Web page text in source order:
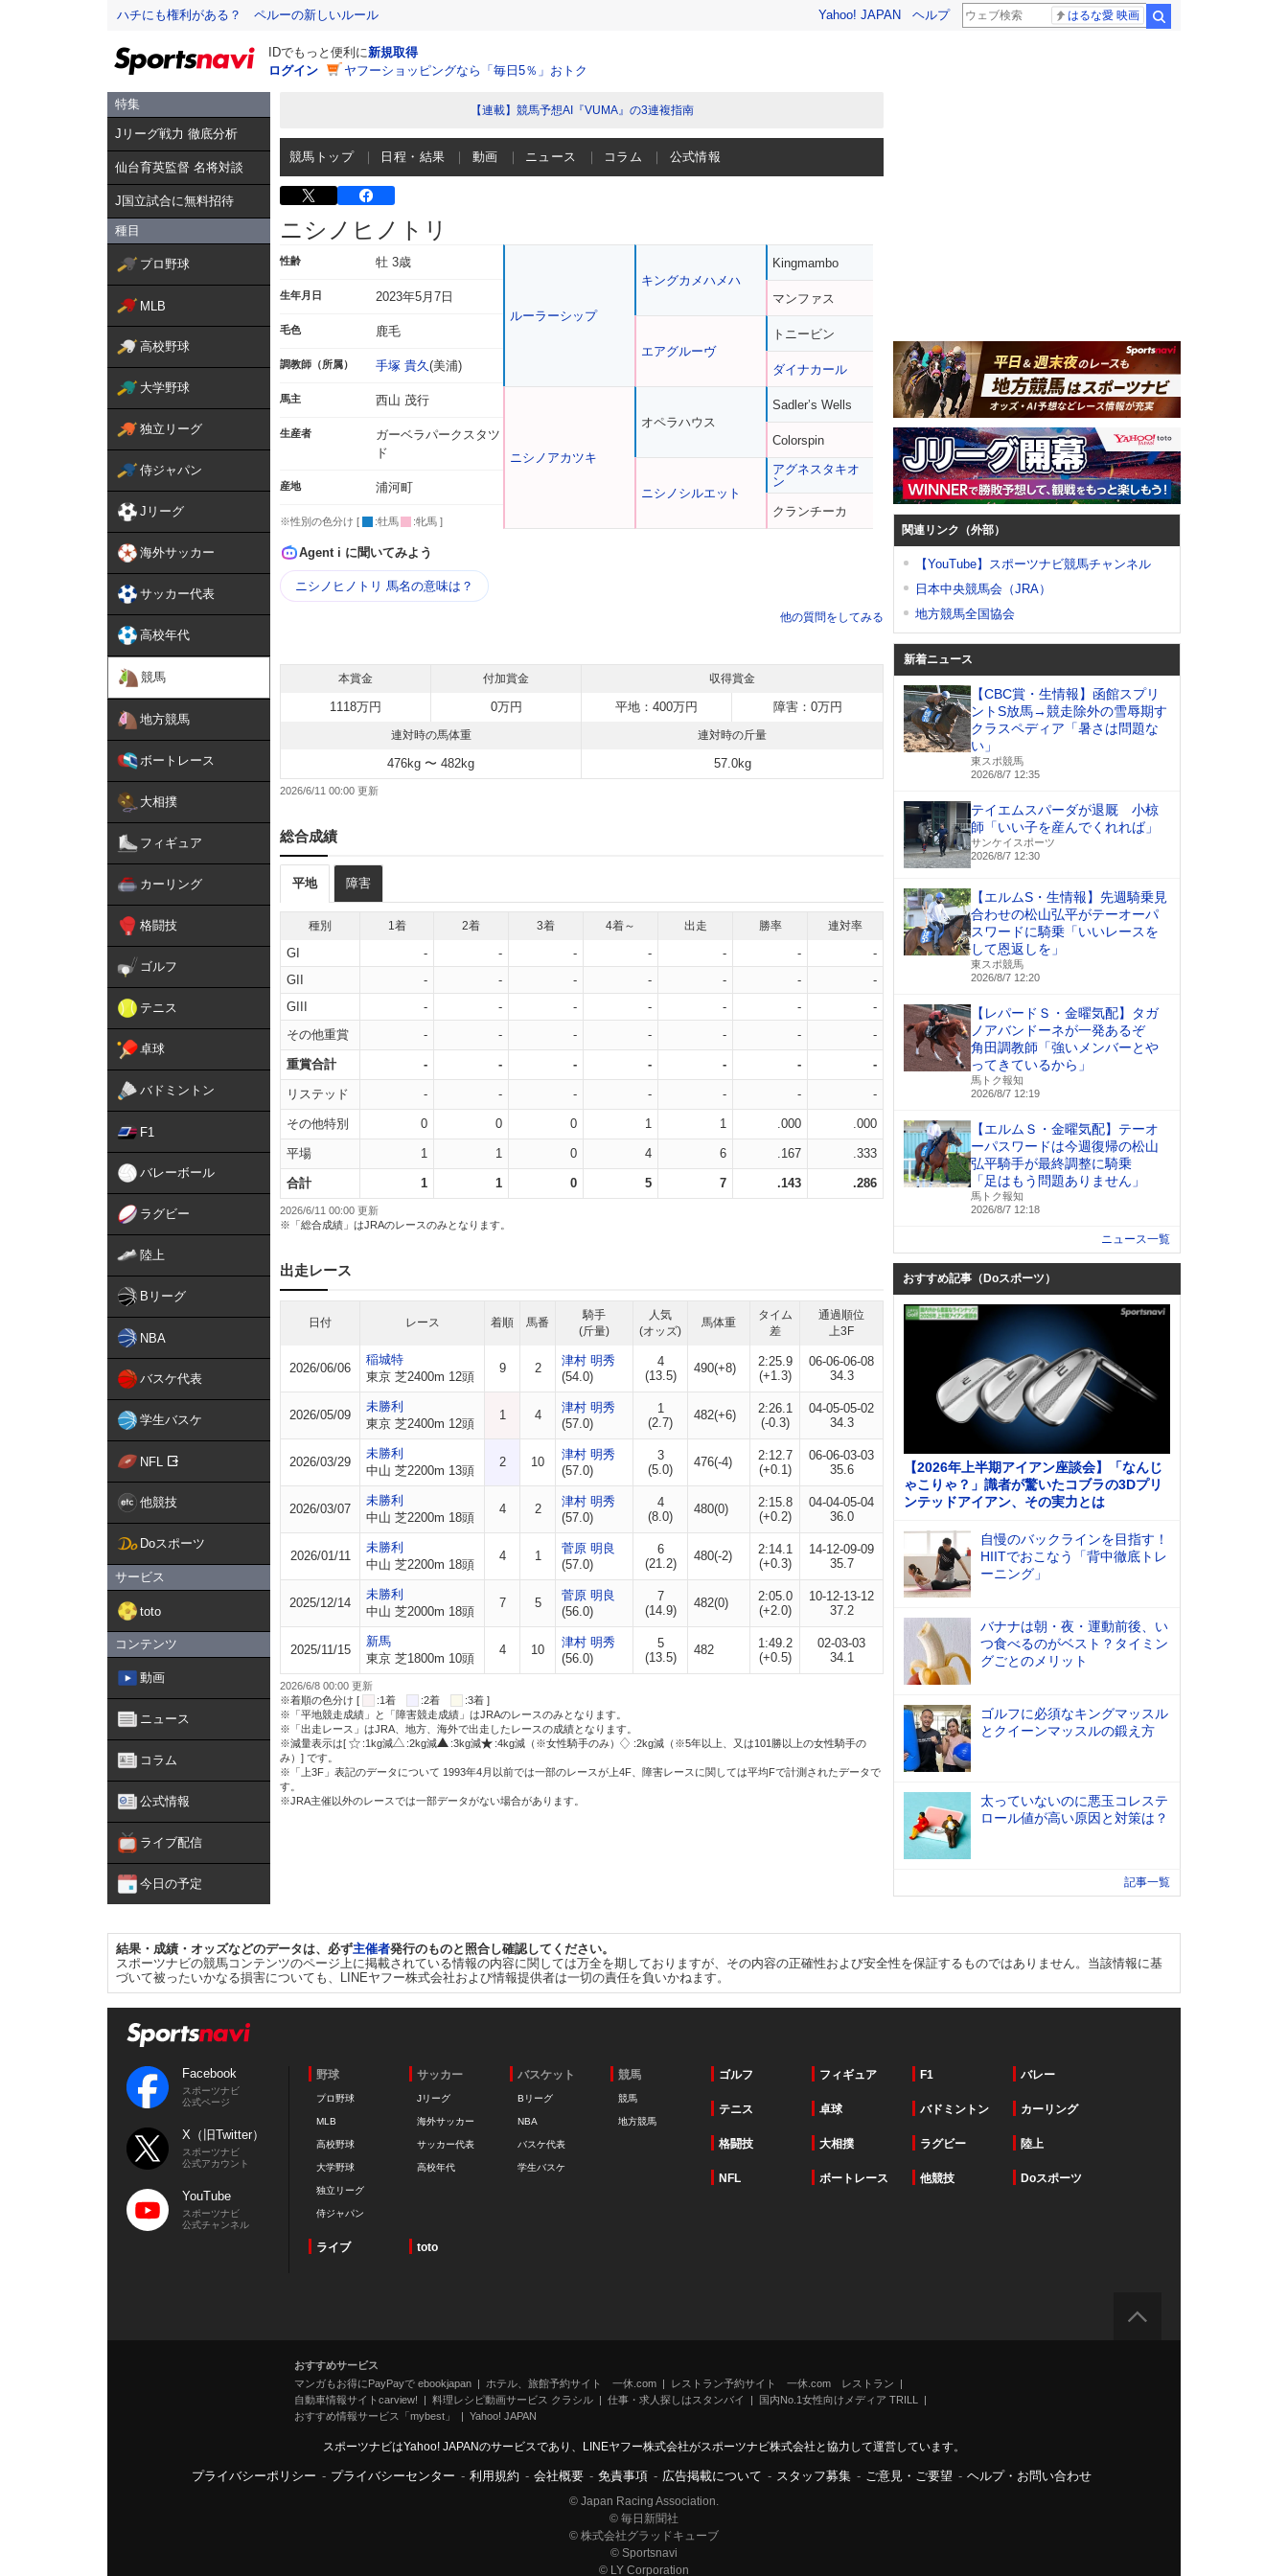
ハチにも権利がある？ ペルーの新しいルール Yahoo! JAPAN ヘルプ はるな愛 映画
IDでもっと便利に新規取得
ログイン
ヤフーショッピングなら「毎日5％」おトク
特集
Jリーグ戦力 徹底分析
仙台育英監督 名将対談
J国立試合に無料招待
種目
プロ野球
MLB
高校野球
大学野球
独立リーグ
侍ジャパン
Jリーグ
海外サッカー
サッカー代表
高校年代
競馬
地方競馬
ボートレース
大相撲
フィギュア
カーリング
格闘技
ゴルフ
テニス
卓球
バドミントン
F1
バレーボール
ラグビー
陸上
Bリーグ
NBA
バスケ代表
学生バスケ
NFL
他競技
Doスポーツ
サービス
toto
コンテンツ
動画
ニュース
コラム
公式情報
ライブ配信
今日の予定
【連載】競馬予想AI『VUMA』の3連複指南
競馬トップ 日程・結果 動画 ニュース コラム 公式情報
ニシノヒノトリ
性齢 牡 3歳
生年月日 2023年5月7日
毛色 鹿毛
調教師（所属） 手塚 貴久(美浦)
馬主 西山 茂行
生産者
ガーベラパークスタツ
ド
産地 浦河町
※性別の色分け [ :牡馬 :牝馬 ]
ルーラーシップ
ニシノアカツキ
キングカメハメハ
エアグルーヴ
オペラハウス
ニシノシルエット
Kingmambo
マンファス
トニービン
ダイナカール
Sadler’s Wells
Colorspin
アグネスタキオ
ン
クランチーカ
Agent i に聞いてみよう
ニシノヒノトリ 馬名の意味は？
他の質問をしてみる
本賞金 付加賞金 収得賞金
1118万円 0万円 平地：400万円 障害：0万円
連対時の馬体重 連対時の斤量
476kg 〜 482kg 57.0kg
2026/6/11 00:00
総合成績
平地 障害
種別 1着 2着 3着 4着～ 出走 勝率 連対率
GI - - - - - -
-
GII
- - - - - -
-
GIII
- - - - - -
-
その他重賞
- - - - - - -
重賞合計 - - - - - - -
リステッド - - - - - - -
その他特別 0 0 0 1 1 .000 .000
平場 1 1 0 4 6 .167 .333
合計 1 1 0 5 7 .143 .286
2026/6/11 00:00 更新
※「総合成績」はJRAのレースのみとなります。
出走レース
日付 レース 着順 馬番
騎手
(斤量)
人気
(オッズ)
馬体重
タイム
差
通過順位
上3F
2026/06/06
稲城特
東京 芝2400m 12頭
9 2
津村 明秀
(54.0)
4
(13.5)
490(+8)
2:25.9
(+1.3)
06-06-06-08
34.3
2026/05/09
未勝利
東京 芝2400m 12頭
1 4
津村 明秀
(57.0)
1
(2.7)
482(+6)
2:26.1
(-0.3)
04-05-05-02
34.3
2026/03/29
未勝利
中山 芝2200m 13頭
2 10
津村 明秀
(57.0)
3
(5.0)
476(-4)
2:12.7
(+0.1)
06-06-03-03
35.6
2026/03/07
未勝利
中山 芝2200m 18頭
4 2
津村 明秀
(57.0)
4
(8.0)
480(0)
2:15.8
(+0.2)
04-04-05-04
36.0
2026/01/11
未勝利
中山 芝2200m 18頭
4 1
菅原 明良
(57.0)
6
(21.2)
480(-2)
2:14.1
(+0.3)
14-12-09-09
35.7
2025/12/14
未勝利
中山 芝2000m 18頭
7 5
菅原 明良
(56.0)
7
(14.9)
482(0)
2:05.0
(+2.0)
10-12-13-12
37.2
2025/11/15
新馬
東京 芝1800m 10頭
4 10
津村 明秀
(56.0)
5
(13.5)
482
1:49.2
(+0.5)
02-03-03
34.1
2026/6/8 00:00 更新
※着順の色分け [
:1着 :2着
:3着 ]
※「平地競走成績」と「障害競走成績」はJRAのレースのみとなります。
※「出走レース」はJRA、地方、海外で出走したレースの成績となります。
※減量表示は[
:1kg減 :2kg減 :3kg減 :4kg減（※女性騎手のみ）
:2kg減（※5年以上、又は101勝以上の女性騎手の
み）] です。
※「上3F」表記のデータについて 1993年4月以前では一部のレースが上4F、障害レースに関しては平均Fで計測されたデータで
す。
※JRA主催以外のレースでは一部データがない場合があります。
関連リンク（外部）
【YouTube】スポーツナビ競馬チャンネル
日本中央競馬会（JRA）
地方競馬全国協会
新着ニュース
【CBC賞・生情報】函館スプリ
ントS放馬→競走除外の雪辱期す
クラスペディア「暑さは問題な
い」
東スポ競馬
2026/8/7 12:35
テイエムスパーダが退厩 小椋
師「いい子を産んでくれれば」
サンケイスポーツ
2026/8/7 12:30
【エルムS・生情報】先週騎乗見
合わせの松山弘平がテーオーパ
スワードに騎乗「いいレースを
して恩返しを」
東スポ競馬
2026/8/7 12:20
【レパードＳ・金曜気配】タガ
ノアバンドーネが一発あるぞ
角田調教師「強いメンバーとや
ってきているから」
馬トク報知
2026/8/7 12:19
【エルムＳ・金曜気配】テーオ
ーパスワードは今週復帰の松山
弘平騎手が最終調整に騎乗
「足はもう問題ありません」
馬トク報知
2026/8/7 12:18
ニュース一覧
おすすめ記事（Doスポーツ）
【2026年上半期アイアン座談会】「なんじ
ゃこりゃ？」識者が驚いたコブラの3Dプリ
ンテッドアイアン、その実力とは
自慢のバックラインを目指す！
HIITでおこなう「背中徹底トレ
ーニング」
バナナは朝・夜・運動前後、い
つ食べるのがベスト？タイミン
グごとのメリット
ゴルフに必須なキングマッスル
とクイーンマッスルの鍛え方
太っていないのに悪玉コレステ
ロール値が高い原因と対策は？
記事一覧
結果・成績・オッズなどのデータは、必ず主催者発行のものと照合し確認してください。
スポーツナビの競馬コンテンツのページ上に掲載されている情報の内容に関しては万全を期しておりますが、その内容の正確性および安全性を保証するものではありません。当該情報に基
づいて被ったいかなる損害についても、LINEヤフー株式会社および情報提供者は一切の責任を負いかねます。
Facebook
スポーツナビ
公式ページ
X（旧Twitter）
スポーツナビ
公式アカウント
YouTube
スポーツナビ
公式チャンネル
野球
プロ野球
MLB
高校野球
大学野球
独立リーグ
侍ジャパン
サッカー
Jリーグ
海外サッカー
サッカー代表
高校年代
バスケット
Bリーグ
NBA
バスケ代表
学生バスケ
競馬
競馬
地方競馬
ゴルフ フィギュア F1 バレー
テニス 卓球 バドミントン カーリング
格闘技 大相撲 ラグビー 陸上
NFL ボートレース 他競技 Doスポーツ
ライブ toto
おすすめサービス
マンガもお得にPayPayで ebookjapan
ホテル、旅館予約サイト 一休.com
レストラン予約サイト 一休.com レストラン
自動車情報サイトcarview!
料理レシピ動画サービス クラシル 仕事・求人探しはスタンバイ
国内No.1女性向けメディア TRILL
おすすめ情報サービス「mybest」
Yahoo! JAPAN
スポーツナビはYahoo! JAPANのサービスであり、LINEヤフー株式会社がスポーツナビ株式会社と協力して運営しています。
プライバシーポリシー - プライバシーセンター - 利用規約 - 会社概要 - 免責事項 - 広告掲載について - スタッフ募集 - ご意見・ご要望 - ヘルプ・お問い合わせ
© Japan Racing Association.
© 毎日新聞社
© 株式会社グラッドキューブ
© Sportsnavi
© LY Corporation